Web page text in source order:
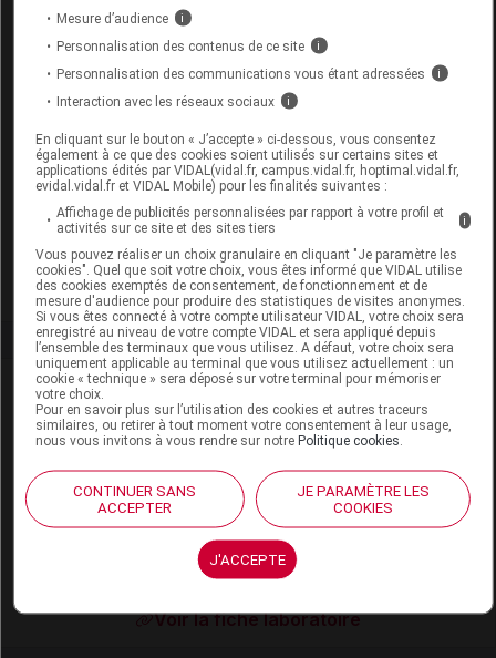
VICHY NEOVADIOL MAGISTRAL Cr
nourrissante nuit Pot/50ml
Commercialisé
Code EAN
3337875774017
Labo. Distributeur
Vichy
Remboursement
NR
Laboratoire
VICHY Laboratoires
L'ORÉAL France
Cosmétique Active France
30, rue d'Alsace. 92300 Levallois-Perret
Voir la fiche laboratoire
Mesure d’audience i
Personnalisation des contenus de ce site i
Personnalisation des communications vous étant adressées i
Interaction avec les réseaux sociaux i
En cliquant sur le bouton « J’accepte » ci-dessous, vous consentez
également à ce que des cookies soient utilisés sur certains sites et
applications édités par VIDAL(vidal.fr, campus.vidal.fr, hoptimal.vidal.fr,
evidal.vidal.fr et VIDAL Mobile) pour les finalités suivantes :
Affichage de publicités personnalisées par rapport à votre profil et
activités sur ce site et des sites tiers
i
Vous pouvez réaliser un choix granulaire en cliquant "Je paramètre les
cookies". Quel que soit votre choix, vous êtes informé que VIDAL utilise
des cookies exemptés de consentement, de fonctionnement et de
mesure d'audience pour produire des statistiques de visites anonymes.
Si vous êtes connecté à votre compte utilisateur VIDAL, votre choix sera
enregistré au niveau de votre compte VIDAL et sera appliqué depuis
l’ensemble des terminaux que vous utilisez. A défaut, votre choix sera
uniquement applicable au terminal que vous utilisez actuellement : un
cookie « technique » sera déposé sur votre terminal pour mémoriser
votre choix.
Pour en savoir plus sur l’utilisation des cookies et autres traceurs
similaires, ou retirer à tout moment votre consentement à leur usage,
nous vous invitons à vous rendre sur notrePolitique cookies
CONTINUER SANS
ACCEPTER
JE PARAMÈTRE LES
COOKIES
J'ACCEPTE